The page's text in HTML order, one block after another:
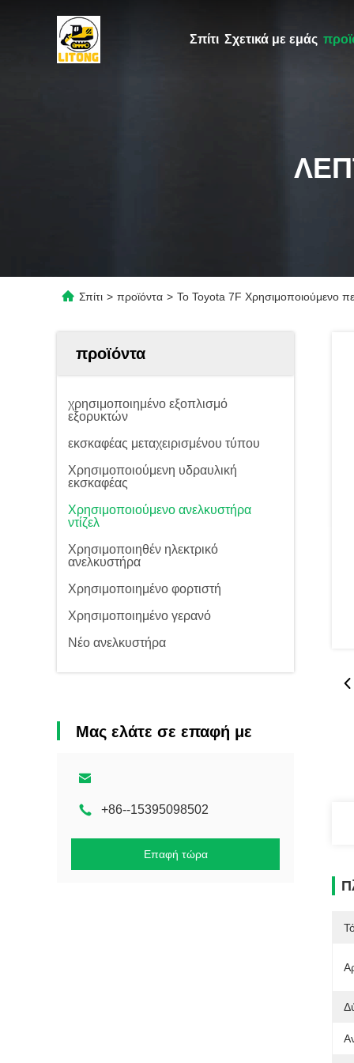
Σπίτι Σχετικά με εμάς
Σπίτι > προϊόντα > Το Toyota 7F Χρησιμοποιούμενο
προϊόντα
χρησιμοποιημένο εξοπλισμό
εξορυκτών
εκσκαφέας μεταχειρισμένου τύπου
Χρησιμοποιούμενη υδραυλική
εκσκαφέας
Χρησιμοποιούμενο ανελκυστήρα
ντίζελ
Χρησιμοποιηθέν ηλεκτρικό
ανελκυστήρα
Χρησιμοποιημένο φορτιστή
Χρησιμοποιημένο γερανό
Νέο ανελκυστήρα
Μας ελάτε σε επαφή με
+86--15395098502
Επαφή τώρα